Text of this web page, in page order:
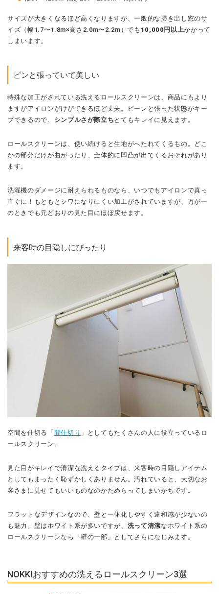
サイズが大きくなるほど高くなりますが、一般的な掃き出し窓のサ
イズ（幅1.7〜1.8m×高さ2.0m〜2.2m）でも 10,000円以上かかって
しまいます。
ピンと張っていて美しい
特殊な加工がされている洗えるロールスクリーンは、商品にもより
ますがアイロンがけができるほど丈夫。ピーンと張った状態がキー
プできるので、 シンプルさが際立ち とてもキレイに見えます。
ロールスクリーンは、使い続けると生地がへたれてくるもの。どこ
かの部分だけが曲がったり、全体的に凹凸が出てくるおそれがあり
ます。
洗濯機のダメージに耐えられるものなら、いつでもアイロンで真っ
直ぐに！もともとシワになりにくい加工がされていますが、万が一
のときでも元どおりの見た目にほぼ戻せます。
来客時の目隠しにぴったり
空間を仕切る「 間仕切り 」としてもたくさんの人に役立っているロ
ールスクリーン。
見た目がキレイで清潔な洗えるタイプは、来客時の目隠しアイテム
としてもまったく恥ずかしくありません。汚れていると、大切なお
客さまに見せてもいいものなのかためらってしまいがちです。
フラットなデザインなので、壁と一体化しやすく違和感が少ないの
も魅力。壁はホワイト系が多いですが、 洗って清潔なホワイト系の
ロールスクリーンなら「壁の一部」としてさらになじみます。
NOKKIおすすめの洗えるロールスクリーン3選